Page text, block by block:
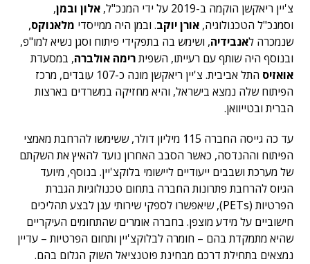
צ'יין ריאקשן הוקמה ב-2019 על ידי המנכ"ל,
אלון ובמן,
וסמנכ"ל הטכנולוגיה, אורן יוקב. ובמן היה ממייסדי מלאנוקס,
שנמכרה לאנבידיה, ושימש בה בתפקידי פיתוח וסגן נשיא למו"פ,
ובנוסף היה שותף עם רעייתו, השפיתרימה אולברה, במסעדת
אואזיס
התל אביבית. צ'יין ריאקשן מונה כ-107 עובדים, מרכז
הפיתוח שלה נמצא בישראל, והיא מחזיקה במשרדים בארצות
הברית ובטייוואן.
עד כה גייסה החברה 115 מיליון דולר, ששימשו להרחבת מאמצי
הפיתוח וההנדסה, כאשר הסבב האחרון נועד להאיץ את השקתם
של מערכת ושבבים ייעודיים ליישומי בלוקצ'יין. בנוסף, מיועד
הגיוס להרחבת פתרונות החברה בתחום טכנולוגיות הגברת
הפרטיות (PETs), שיאפשרו לספקי שירותי ענן לבצע תהליכים
חישוביים על מידע מוצפן. בחברה אומרים שהתחומים העיקריים
שהיא מתמקדת בהם – חומרה לבלוקצ'יין ותחום הפרטיות – עדיין
נמצאים בתחילת דרכם מבחינת פוטנציאל השוק הגלום בהם.